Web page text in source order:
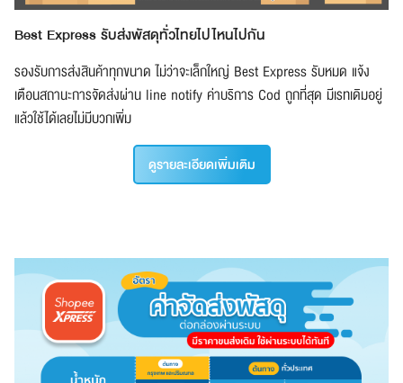
Best Express รับส่งพัสดุทั่วไทยไปไหนไปกัน
รองรับการส่งสินค้าทุกขนาด ไม่ว่าจะเล็กใหญ่ Best Express รับหมด แจ้ง
เตือนสถานะการจัดส่งผ่าน line notify ค่าบริการ Cod ถูกที่สุด มีเรทเดิมอยู่
แล้วใช้ได้เลยไม่มีบวกเพิ่ม
ดูรายละเอียดเพิ่มเติม